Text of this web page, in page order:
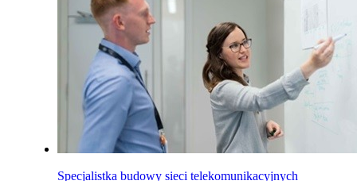
Specjalistka budowy sieci telekomunikacyjnych